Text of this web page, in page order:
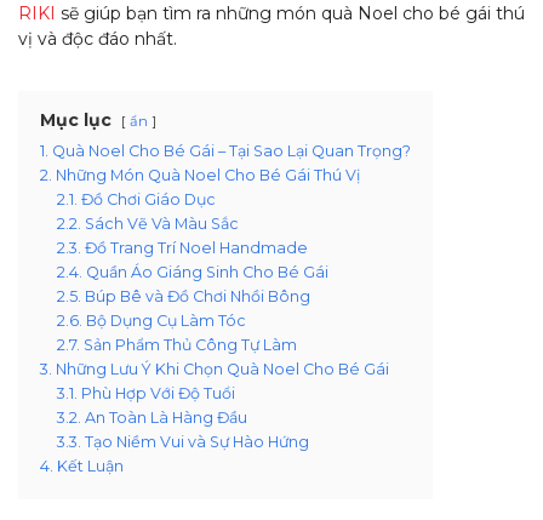
RIKI sẽ giúp bạn tìm ra những món quà Noel cho bé gái thú
vị và độc đáo nhất.
Mục lục ẩn
1. Quà Noel Cho Bé Gái – Tại Sao Lại Quan Trọng?
2. Những Món Quà Noel Cho Bé Gái Thú Vị
2.1. Đồ Chơi Giáo Dục
2.2. Sách Vẽ Và Màu Sắc
2.3. Đồ Trang Trí Noel Handmade
2.4. Quần Áo Giáng Sinh Cho Bé Gái
2.5. Búp Bê và Đồ Chơi Nhồi Bông
2.6. Bộ Dụng Cụ Làm Tóc
2.7. Sản Phẩm Thủ Công Tự Làm
3. Những Lưu Ý Khi Chọn Quà Noel Cho Bé Gái
3.1. Phù Hợp Với Độ Tuổi
3.2. An Toàn Là Hàng Đầu
3.3. Tạo Niềm Vui và Sự Hào Hứng
4. Kết Luận